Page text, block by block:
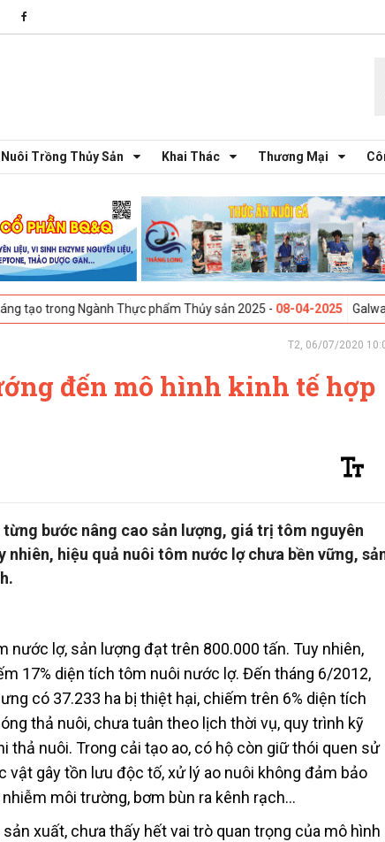
Nuôi Trồng Thủy Sản Khai Thác Thương Mại
Thực phẩm Thủy sản 2025 -08-04-2025 Galway, Ireland - Hội
T2, 06/07/2020
đến mô hình kinh tế hợp
bước nâng cao sản lượng, giá trị tôm nguyên
nhiên, hiệu quả nuôi tôm nước lợ chưa bền vững,
nước lợ, sản lượng đạt trên 800.000 tấn. Tuy nhiên,
17% diện tích tôm nuôi nước lợ. Đến tháng 6/2012,
có 37.233 ha bị thiệt hại, chiếm trên 6% diện tích
thả nuôi, chưa tuân theo lịch thời vụ, quy trình kỹ
nuôi. Trong cải tạo ao, có hộ còn giữ thói quen sử
gây tồn lưu độc tố, xử lý ao nuôi không đảm bảo
môi trường, bơm bùn ra kênh rạch…
xuất, chưa thấy hết vai trò quan trọng của mô hình